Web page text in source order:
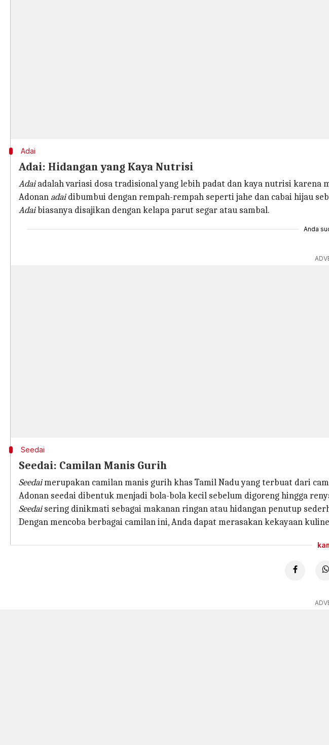
Adai
Adai: Hidangan yang Kaya Nutrisi
Adaiadalah variasi dosa tradisional yang lebih padat dan kaya nutrisi karena
Adonan adaidibumbui dengan rempah-rempah seperti jahe dan cabai hijau
Adaibiasanya disajikan dengan kelapa parut segar atau sambal.
Anda
Seedai
Seedai: Camilan Manis Gurih
Seedaimerupakan camilan manis gurih khas Tamil Nadu yang terbuat dari
Adonan seedai dibentuk menjadi bola-bola kecil sebelum digoreng hingga
Seedaisering dinikmati sebagai makanan ringan atau hidangan penutup
Dengan mencoba berbagai camilan ini, Anda dapat merasakan kekayaan